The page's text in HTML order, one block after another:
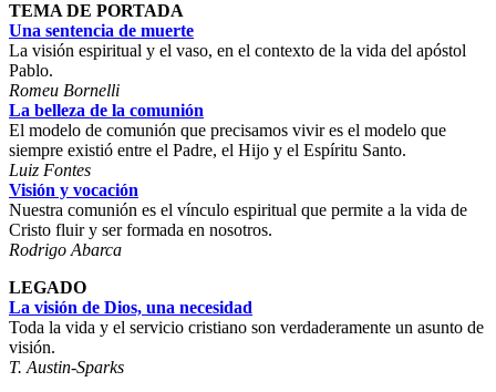
TEMA DE PORTADA
Una sentencia de muerte
La visión espiritual y el vaso, en el contexto de la vida del apóstol
Pablo.
Romeu Bornelli
La belleza de la comunión
El modelo de comunión que precisamos vivir es el modelo que
siempre existió entre el Padre, el Hijo y el Espíritu Santo.
Luiz Fontes
Visión y vocación
Nuestra comunión es el vínculo espiritual que permite a la vida de
Cristo fluir y ser formada en nosotros.
Rodrigo Abarca
LEGADO
La visión de Dios, una necesidad
Toda la vida y el servicio cristiano son verdaderamente un asunto de
visión.
T. Austin-Sparks